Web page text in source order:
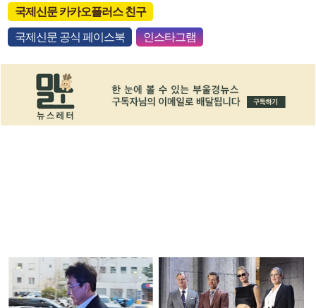
국제신문 카카오플러스 친구
국제신문 공식 페이스북 인스타그램